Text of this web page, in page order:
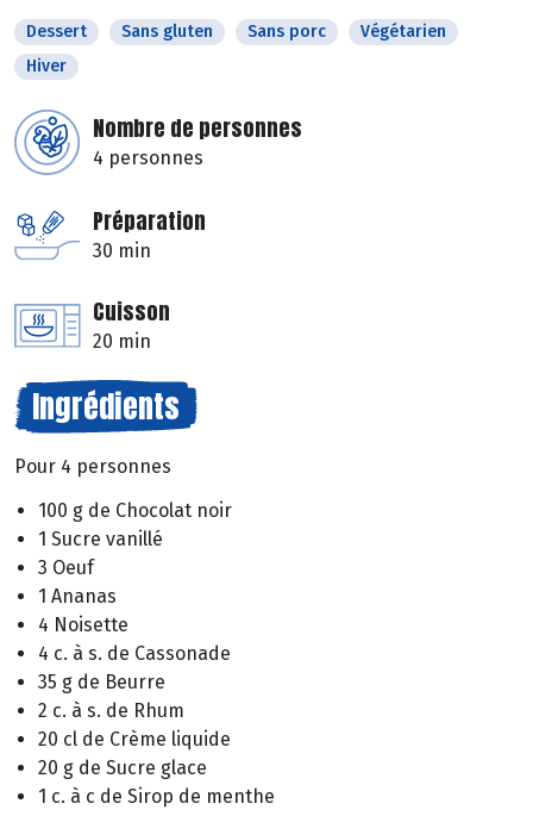
Dessert Sans gluten Sans porc
Végétarien
Hiver
Nombre de personnes
4 personnes
Préparation
30 min
Cuisson
20 min
Ingrédients
Pour 4 personnes
100 g de Chocolat noir
1 Sucre vanillé
3 Oeuf
1 Ananas
4 Noisette
4 c. à s. de Cassonade
35 g de Beurre
2 c. à s. de Rhum
20 cl de Crème liquide
20 g de Sucre glace
1 c. à c de Sirop de menthe